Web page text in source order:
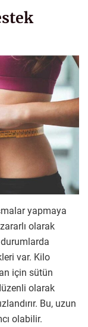
yapmaya
olarak
var. Kilo
için sütün
olarak
Bu, uzun
olabilir.